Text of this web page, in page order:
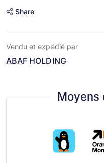
Share
Vendu et expédié par
ABAF HOLDING
Moyens